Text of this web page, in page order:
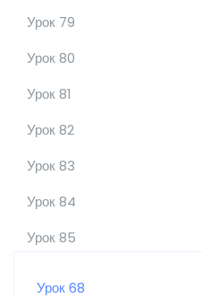
Урок 79
Урок 80
Урок 81
Урок 82
Урок 83
Урок 84
Урок 85
Урок 68